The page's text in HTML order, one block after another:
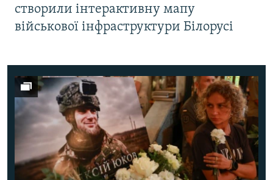
створили інтерактивну мапу
військової інфраструктури Білорусі